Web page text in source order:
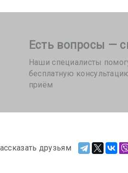
Есть вопросы —
Наши специалисты
бесплатную
приём
друзьям